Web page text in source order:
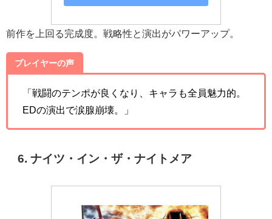
前作を上回る完成度。戦略性と演出がパワーアップ。
プレイヤーの声
「戦闘のテンポが良くなり、キャラも全員魅力的。
EDの演出で涙腺崩壊。」
6. ナイツ・イン・ザ・ナイトメア